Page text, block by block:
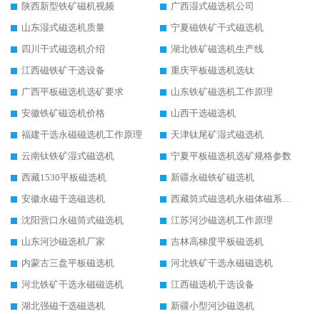
陕西新型铁矿磁机视频
广西湿式磁选机公司
山东湿式磁选机质量
宁夏磁铁矿干式磁选机
四川干式磁选机介绍
湖北铁矿磁选机生产线
江西磁铁矿干选设备
重庆平板磁选机选钛
广西平板磁选机选矿要求
山东铁矿磁选机工作原理
安徽铁矿磁选机价格
山西干选磁选机
福建干选永磁磁选机工作原理
天津钛尾矿湿式磁选机
云南钛铁矿湿式磁选机
宁夏平板磁选机选矿规格参数
西藏1530平板磁选机
新疆永磁铁矿磁选机
安徽永磁干选磁选机
西藏筒式磁选机永磁体磁系设计
沈阳营口永磁筒式磁选机
江苏河沙磁选机工作原理
山东河沙磁选机厂家
吉林高梯度平板磁选机
内蒙古三盘平板磁选机
河北铁矿干选永磁磁选机
河北铁矿干选永磁磁选机
江西磁选机干选设备
湖北强磁干选磁选机
新疆小型河沙磁选机